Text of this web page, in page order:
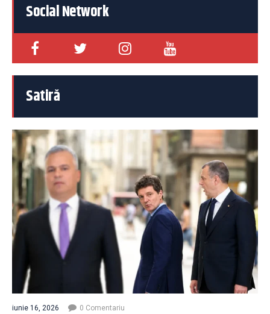
Social Network
Satiră
iunie 16, 2026 0 Comentariu